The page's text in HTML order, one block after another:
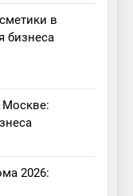
в
бизнеса
Москве:
2026: